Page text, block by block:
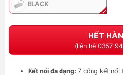
BLACK
HẾT
(liên hệ 0357
Kết nối đa dạng: 7 cổng kết nối